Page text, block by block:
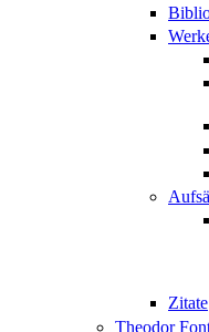
Zitate
Theodor